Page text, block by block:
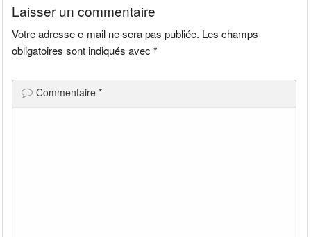
Laisser un commentaire
Votre adresse e-mail ne sera pas publiée. Les champs
obligatoires sont indiqués avec*
Commentaire*